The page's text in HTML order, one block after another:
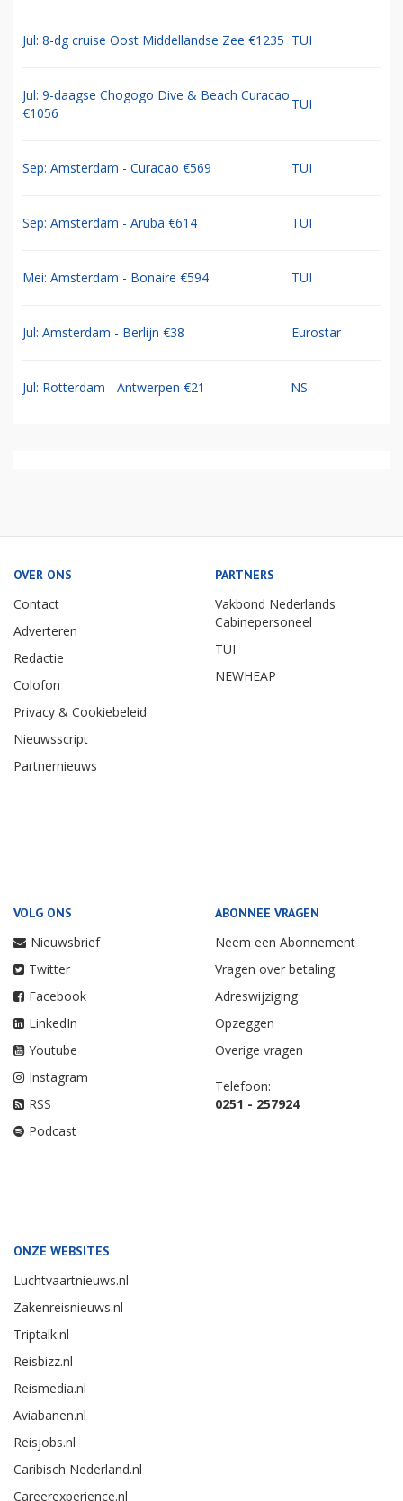
Jul: 8-dg cruise Oost Middellandse Zee €1235 TUI
Jul: 9-daagse Chogogo Dive & Beach Curacao
€1056
TUI
Sep: Amsterdam - Curacao €569 TUI
Sep: Amsterdam - Aruba €614 TUI
Mei: Amsterdam - Bonaire €594 TUI
Jul: Amsterdam - Berlijn €38 Eurostar
Jul: Rotterdam - Antwerpen €21 NS
OVER ONS
Contact
Adverteren
Redactie
Colofon
Privacy & Cookiebeleid
Nieuwsscript
Partnernieuws
PARTNERS
Vakbond Nederlands
Cabinepersoneel
TUI
NEWHEAP
VOLG ONS
Nieuwsbrief
Twitter
Facebook
LinkedIn
Youtube
Instagram
RSS
Podcast
ABONNEE VRAGEN
Neem een Abonnement
Vragen over betaling
Adreswijziging
Opzeggen
Overige vragen
Telefoon:
0251 - 257924
ONZE WEBSITES
Luchtvaartnieuws.nl
Zakenreisnieuws.nl
Triptalk.nl
Reisbizz.nl
Reismedia.nl
Aviabanen.nl
Reisjobs.nl
Caribisch Nederland.nl
Careerexperience.nl